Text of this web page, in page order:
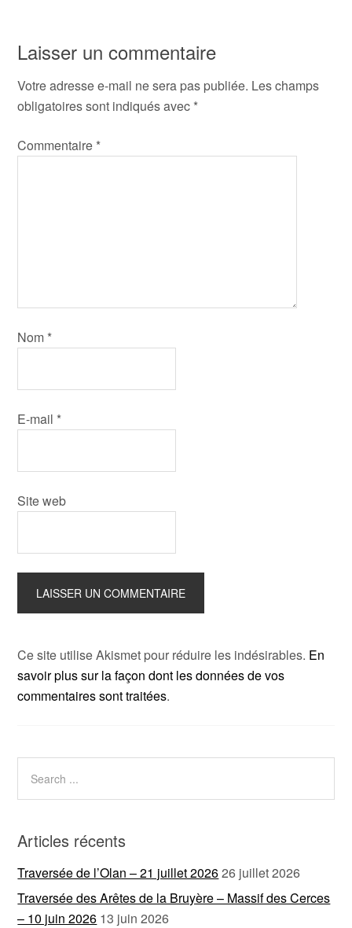
Laisser un commentaire
Votre adresse e-mail ne sera pas publiée. Les champs
obligatoires sont indiqués avec *
Commentaire *
Nom *
E-mail *
Site web
Ce site utilise Akismet pour réduire les indésirables. En
savoir plus sur la façon dont les données de vos
commentaires sont traitées.
Articles récents
Traversée de l’Olan – 21 juillet 202626 juillet 2026
Traversée des Arêtes de la Bruyère – Massif des Cerces
– 10 juin 2026 13 juin 2026